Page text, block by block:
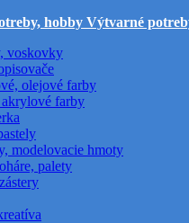
Výtvarné
voskovky
olejové farby
farby
modelovacie hmoty
palety